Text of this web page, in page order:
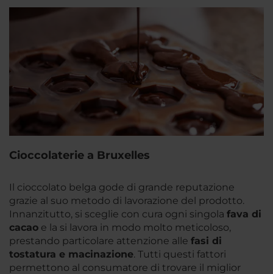
Cioccolaterie a Bruxelles
Il cioccolato belga gode di grande reputazione
grazie al suo metodo di lavorazione del prodotto.
Innanzitutto, si sceglie con cura ogni singola fava di
cacao e la si lavora in modo molto meticoloso,
prestando particolare attenzione alle fasi di
tostatura e macinazione. Tutti questi fattori
permettono al consumatore di trovare il miglior